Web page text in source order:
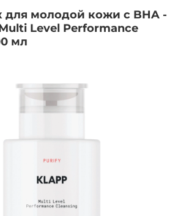
для молодой кожи с BHA -
Level Performance
мл